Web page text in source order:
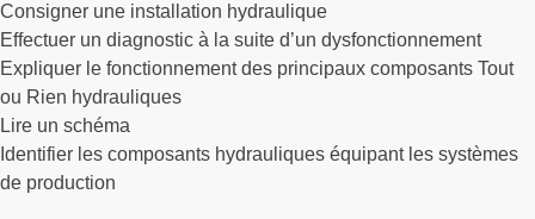
Consigner une installation hydraulique
Effectuer un diagnostic à la suite d’un dysfonctionnement
Expliquer le fonctionnement des principaux composants Tout
ou Rien hydrauliques
Lire un schéma
Identifier les composants hydrauliques équipant les systèmes
de production